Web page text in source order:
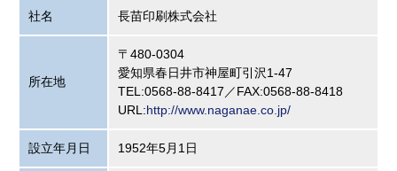
社名 長苗印刷株式会社
所在地
〒480-0304
愛知県春日井市神屋町引沢1-47
TEL:0568-88-8417／FAX:0568-88-8418
URL:http://www.naganae.co.jp/
設立年月日 1952年5月1日